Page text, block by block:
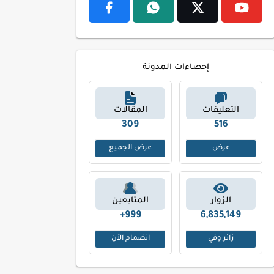
إحصاءات المدونة
التعليقات
673
عرض
المقالات
400
عرض الجميع
الزوار
6,835,149
زائر وفي
المتابعين
999+
انضمام الآن